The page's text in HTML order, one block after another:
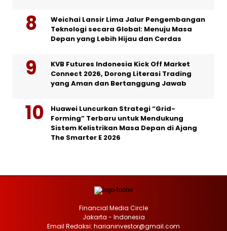
Weichai Lansir Lima Jalur Pengembangan
Teknologi secara Global: Menuju Masa
Depan yang Lebih Hijau dan Cerdas
KVB Futures Indonesia Kick Off Market
Connect 2026, Dorong Literasi Trading
yang Aman dan Bertanggung Jawab
Huawei Luncurkan Strategi “Grid-
Forming” Terbaru untuk Mendukung
Sistem Kelistrikan Masa Depan di Ajang
The Smarter E 2026
Financial Media Circle
Jakarta - Indonesia
Email Redaksi: harianinvestor@gmail.com